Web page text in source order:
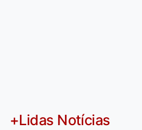
+Lidas Notícias